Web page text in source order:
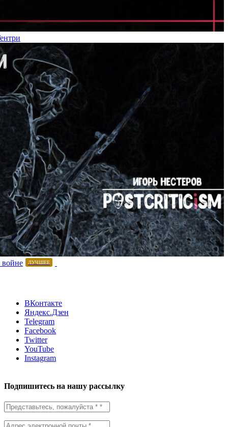
ЛУЧШЕЕ
ВКонтакте
Яндекс.Дзен
Telegram
Facebook
Twitter
YouTube
Instagram
Подпишитесь на нашу рассылку